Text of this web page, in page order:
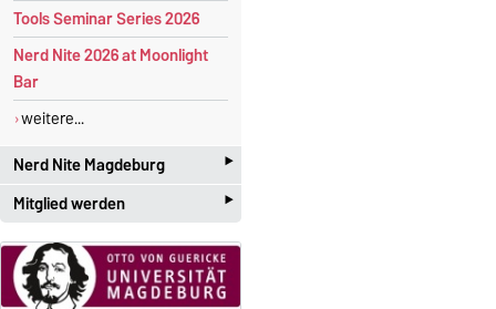
Tools Seminar Series 2026
Nerd Nite 2026 at Moonlight
Bar
weitere...
Nerd Nite Magdeburg
‣
It's like the Discovery Channel -
withbeer!
Offizielle Webseite:
Mitglied werden ‣
Studenten und Akademiker
mit großen Interesse an der
angewandten Mathematik